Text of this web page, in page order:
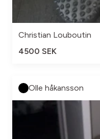
Christian Louboutin
4500 SEK
Olle håkansson